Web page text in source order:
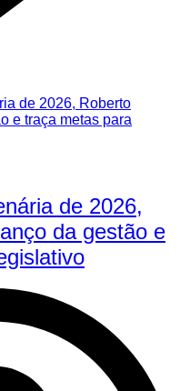
de 2026,
da gestão e